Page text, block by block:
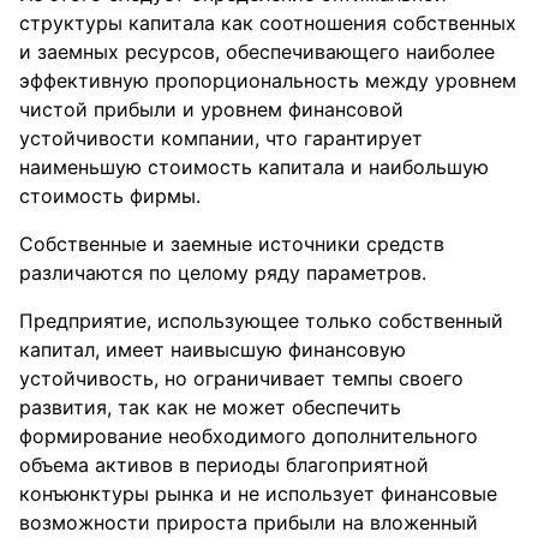
структуры капитала как соотношения собственных
и заемных ресурсов, обеспечивающего наиболее
эффективную пропорциональность между уровнем
чистой прибыли и уровнем финансовой
устойчивости компании, что гарантирует
наименьшую стоимость капитала и наибольшую
стоимость фирмы.
Собственные и заемные источники средств
различаются по целому ряду параметров.
Предприятие, использующее только собственный
капитал, имеет наивысшую финансовую
устойчивость, но ограничивает темпы своего
развития, так как не может обеспечить
формирование необходимого дополнительного
объема активов в периоды благоприятной
конъюнктуры рынка и не использует финансовые
возможности прироста прибыли на вложенный